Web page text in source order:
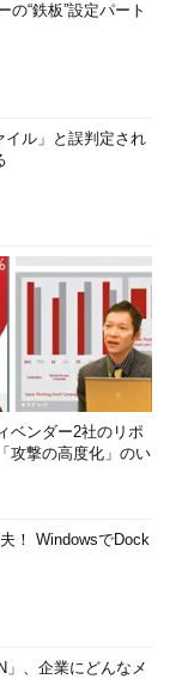
の“鉄板”設定パート
イル」と誤判定され
ベンダー2社のリポ
攻撃の高度化」のい
！ WindowsでDock
」、企業にどんなメ